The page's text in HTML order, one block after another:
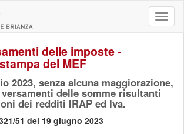
delle imposte -
del MEF
2023, senza alcuna maggiorazione,
delle somme risultanti
dei redditi IRAP ed Iva.
51 del 19 giugno 2023